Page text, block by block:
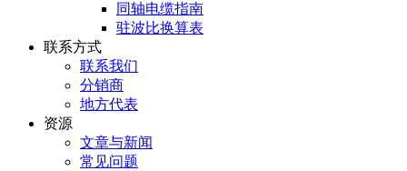
同轴电缆指南
驻波比换算表
联系方式
联系我们
分销商
地方代表
资源
文章与新闻
常见问题